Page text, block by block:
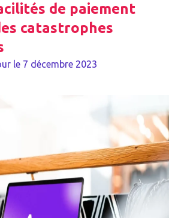
de paiement
catastrophes
le 7 décembre 2023